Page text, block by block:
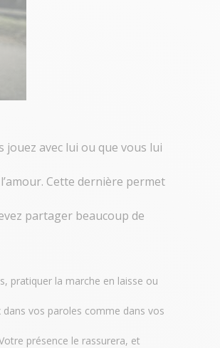
jouez avec lui ou que vous lui
Cette dernière permet
partager beaucoup de
pratiquer la marche en laisse ou
vos paroles comme dans vos
présence le rassurera, et